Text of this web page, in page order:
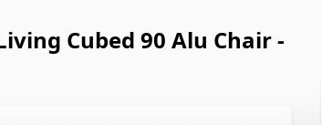
Cubed 90 Alu Chair -